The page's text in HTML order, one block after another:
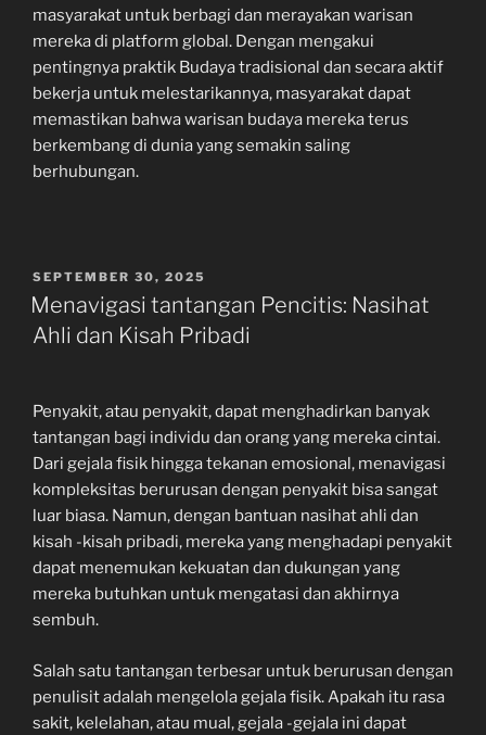
masyarakat untuk berbagi dan merayakan warisan
mereka di platform global. Dengan mengakui
pentingnya praktik Budaya tradisional dan secara aktif
bekerja untuk melestarikannya, masyarakat dapat
memastikan bahwa warisan budaya mereka terus
berkembang di dunia yang semakin saling
berhubungan.
POSTED
ON
SEPTEMBER 30, 2025
Menavigasi tantangan Pencitis: Nasihat
Ahli dan Kisah Pribadi
Penyakit, atau penyakit, dapat menghadirkan banyak
tantangan bagi individu dan orang yang mereka cintai.
Dari gejala fisik hingga tekanan emosional, menavigasi
kompleksitas berurusan dengan penyakit bisa sangat
luar biasa. Namun, dengan bantuan nasihat ahli dan
kisah -kisah pribadi, mereka yang menghadapi penyakit
dapat menemukan kekuatan dan dukungan yang
mereka butuhkan untuk mengatasi dan akhirnya
sembuh.
Salah satu tantangan terbesar untuk berurusan dengan
penulisit adalah mengelola gejala fisik. Apakah itu rasa
sakit, kelelahan, atau mual, gejala -gejala ini dapat